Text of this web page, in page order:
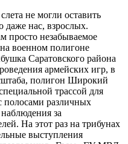
не могли оставить
даже нас, взрослых.
просто незабываемое
военном полигоне
Саратовского района
армейских игр, в
полигон Широкий
трассой для
полосами различных
за
На этот раз на трибунах
выступления